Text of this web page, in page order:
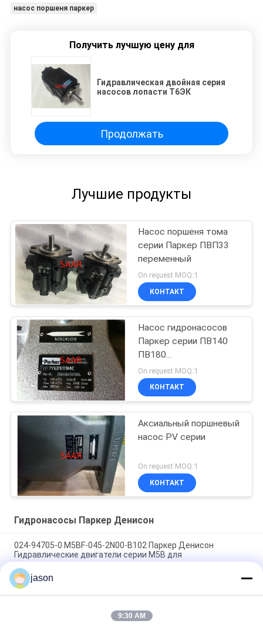
насос поршеня паркер
Получить лучшую цену для
Гидравлическая двойная серия
насосов лопасти Т6ЭК
Продолжать
Лучшие продукты
Насос поршеня тома
серии Паркер ПВП33
переменный
On request MOQ:1
КОНТАКТ
Насос гидронасосов
Паркер серии ПВ140
ПВ180
аксиальнопоршневой в
наличии
On request MOQ:1
КОНТАКТ
Аксиальный поршневый
насос PV серии
On request MOQ:1
КОНТАКТ
Гидронасосы Паркер Денисон
024-94705-0 M5BF-045-2N00-B102 Паркер Денисон
Гидравлические двигатели серии M5B для
промышленности
024-49695-0 насос лопасти тройки T6DCCM-B28-B10-B03-
1R00-B100 Parker Denison
024-91069-0 T7DDBS-B42-B28-B14-2L00-A100 Parker
jason
9:30 AM